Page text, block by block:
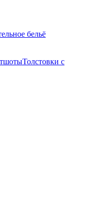
бельё
Толстовки с